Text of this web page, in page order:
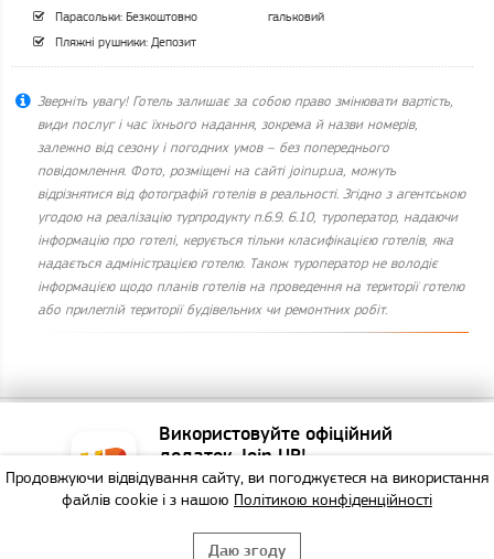
Парасольки: Безкоштовно
Пляжні рушники: Депозит
гальковий
Зверніть увагу! Готель залишає за собою право змінювати вартість,
види послуг і час їхнього надання, зокрема й назви номерів,
залежно від сезону і погодних умов – без попереднього
повідомлення. Фото, розміщені на сайті joinup.ua, можуть
відрізнятися від фотографій готелів в реальності. Згідно з агентською
угодою на реалізацію турпродукту п.6.9. 6.10, туроператор, надаючи
інформацію про готелі, керується тільки класифікацією готелів, яка
надається адміністрацією готелю. Також туроператор не володіє
інформацією щодо планів готелів на проведення на території готелю
або прилеглій території будівельних чи ремонтних робіт.
Copyright © Join UP! Всі права захищені
Продовжуючи відвідування сайту, ви погоджуєтеся на використання
файлів cookie і з нашою Політикою конфіденційності
Даю згоду
Використовуйте офіційний
додаток Join UP!
Найзручніший спосіб
забронювати тур!
НЕ БУДУ